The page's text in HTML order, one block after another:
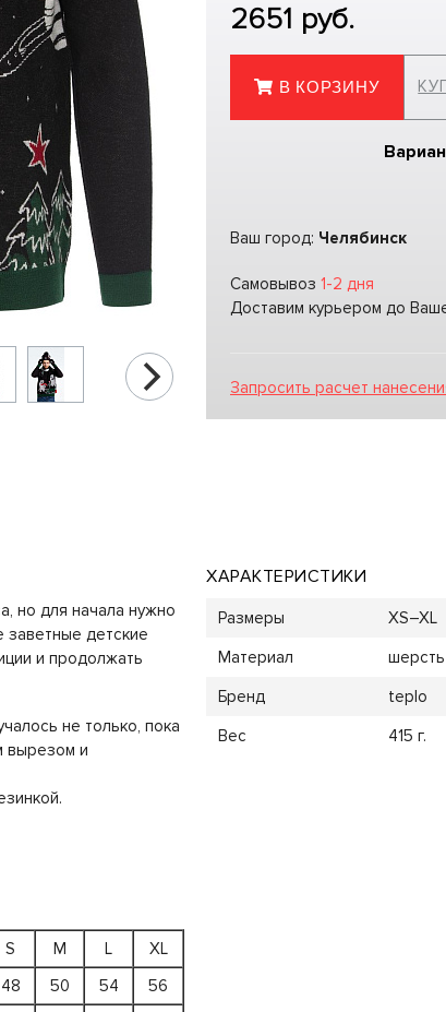
2651 руб.
В КОРЗИНУ
Ваш город: Челябинск
Самовывоз 1-2 дня
Доставим курьером до
Запросить расчет
но для начала нужно
заветные детские
и продолжать
не только, пока
вырезом и
S M L
XL
48 50 54
56
ХАРАКТЕРИСТИКИ
Размеры
XS–XL
Материал
шерсть
Бренд
teplo
Вес
415 г.